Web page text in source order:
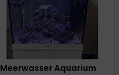
Meerwasser Aquarium